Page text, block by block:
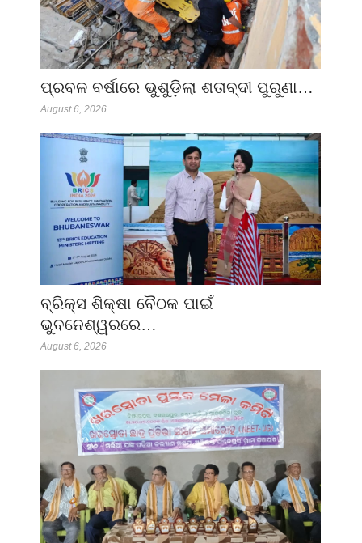
ପ୍ରବଳ ବର୍ଷାରେ ଭୁଶୁଡ଼ିଲା ଶତାବ୍ଦୀ ପୁରୁଣା…
August 6, 2026
ବ୍ରିକ୍ସ ଶିକ୍ଷା ବୈଠକ ପାଇଁ
ଭୁବନେଶ୍ୱରରେ…
August 6, 2026